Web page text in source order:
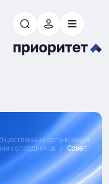
организации
сотрудников
Совет